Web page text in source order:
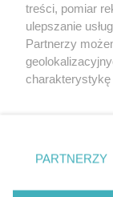
Dołącz do
treści, pomiar
ulepszanie
Partnerzy
charakterystykę
zmienić/
znajdujący się
PARTNERZY